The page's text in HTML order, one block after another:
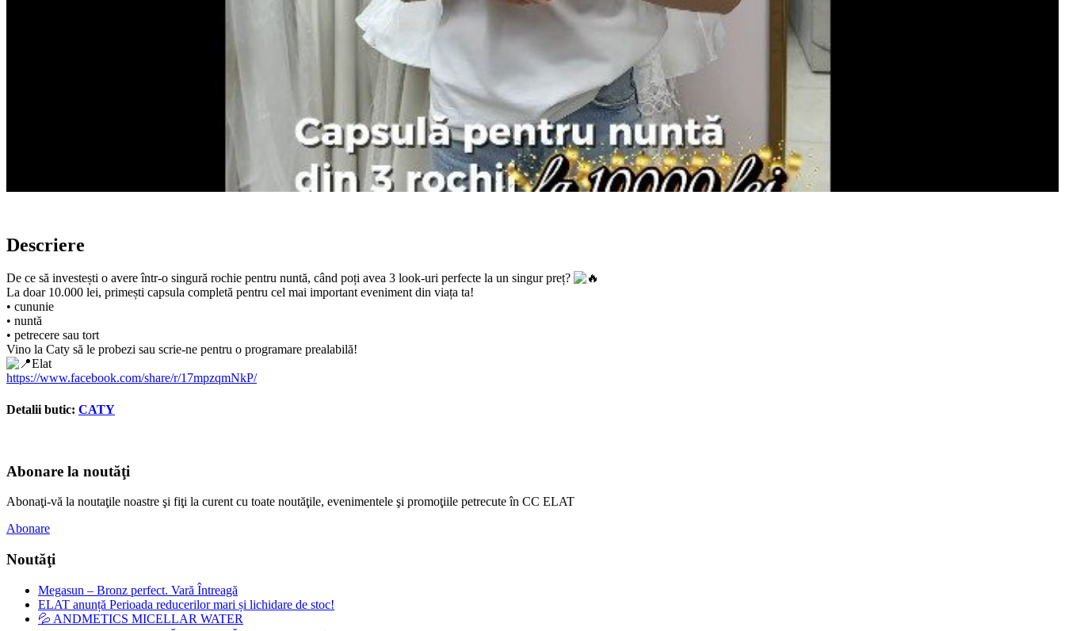
Descriere
De ce să investești o avere într-o singură rochie pentru nuntă, când poți avea 3 look-uri perfecte la un singur preț?
La doar 10.000 lei, primești capsula completă pentru cel mai important eveniment din viața ta!
• cununie
• nuntă
• petrecere sau tort
Vino la Caty să le probezi sau scrie-ne pentru o programare prealabilă!
Elat
https://www.facebook.com/share/r/17mpzqmNkP/
Detalii butic: CATY
Abonare la noutăţi
Abonaţi-vă la noutaţile noastre şi fiţi la curent cu toate noutăţile, evenimentele şi promoţiile petrecute în CC ELAT
Abonare
Noutăţi
Megasun – Bronz perfect. Vară Întreagă
ELAT anunță Perioada reducerilor mari și lichidare de stoc!
💦 ANDMETICS MICELLAR WATER